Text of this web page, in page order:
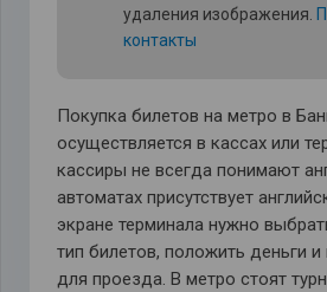
удаления изображения.
контакты
Покупка билетов на метро в
осуществляется в кассах или
кассиры не всегда понимают
автоматах присутствует
экране терминала нужно
тип билетов, положить деньги и
для проезда. В метро стоят